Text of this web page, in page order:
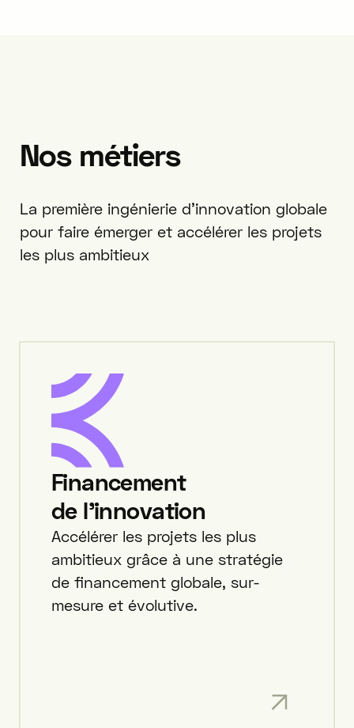
Nos métiers
La première ingénierie d’innovation globale
pour faire émerger et accélérer les projets
les plus ambitieux
Financement
de l'innovation
Accélérer les projets les plus
ambitieux grâce à une stratégie
de financement globale, sur-
mesure et évolutive.